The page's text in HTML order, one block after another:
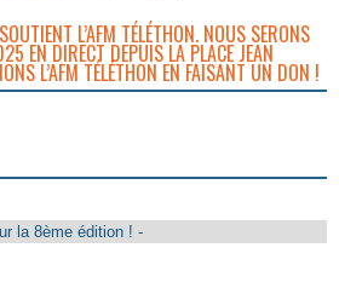
L’AFM TÉLÉTHON. NOUS SERONS
EN DIRECT DEPUIS LA PLACE JEAN
L’AFM TÉLÉTHON EN FAISANT UN DON !
la 8ème édition ! -